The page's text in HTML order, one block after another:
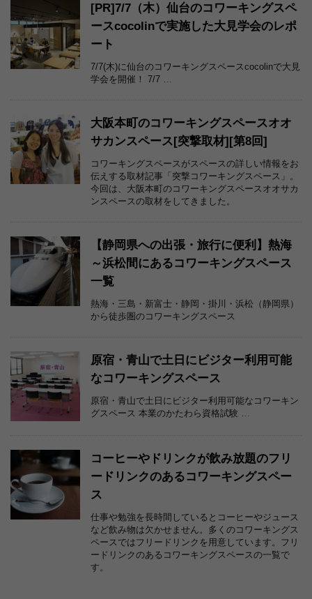
[PR]7/7（木）仙台のコワーキングスペ
ースcocolinで実施した大見学会のレポ
ート
7/7(木)に仙台のコワーキングスペースcocolinで大見
学会を開催！ 7/7 …
大阪本町のコワーキングスペースオオ
サカンスペース[突撃取材][第8回]
コワーキングスペースがスペースの詳しい情報をお
伝えする取材記事「突撃コワーキングスペース」。
今回は、大阪本町のコワーキングスペースオオサカ
ンスペースの取材をしてきました。
【静岡県への出張・旅行に便利】熱海
～浜松間にあるコワーキングスペース
一覧
熱海・三島・新富士・静岡・掛川・浜松（静岡県）
から徒歩圏のコワーキングスペース
原宿・青山で土日にビジター利用可能
なコワーキングスペース
原宿・青山で土日にビジター利用可能なコワーキン
グスペース 本業のかたわら資格試験 …
コーヒーやドリンクが飲み放題のフリ
ードリンクのあるコワーキングスペー
ス
仕事や勉強を長時間しているとコーヒーやジュース
など飲み物は欠かせません。多くのコワーキングス
ペースではフリードリンクを用意しています。フリ
ードリンクのあるコワーキングスペースの一覧で
す。